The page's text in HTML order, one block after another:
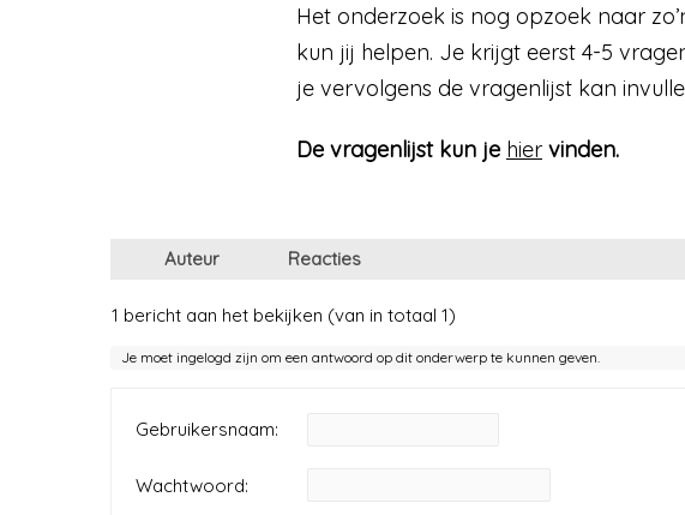
Het onderzoek is nog opzoek naar
kun jij helpen. Je krijgt eerst 4-5
je vervolgens de vragenlijst kan
De vragenlijst kun je hier vinden.
Auteur Reacties
1 bericht aan het bekijken (van in totaal 1)
Je moet ingelogd zijn om een antwoord op dit onderwerp te kunnen geven.
Gebruikersnaam:
Wachtwoord: